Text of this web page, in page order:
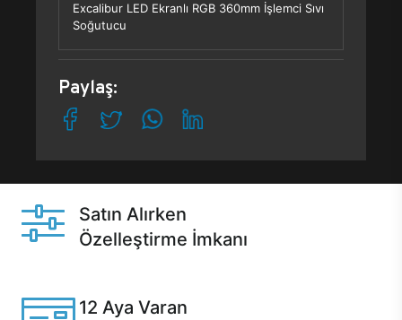
Excalibur LED Ekranlı RGB 360mm İşlemci Sıvı
Soğutucu
Paylaş:
Satın Alırken
Özelleştirme İmkanı
12 Aya Varan